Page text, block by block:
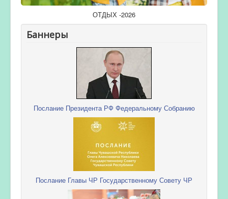
ОТДЫХ -2026
Баннеры
Послание Президента РФ Федеральному Собранию
Послание Главы ЧР Государственному Совету ЧР